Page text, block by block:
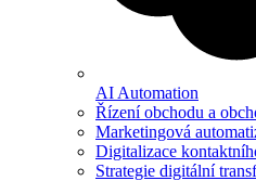
AI Automation
Řízení obchodu a
Marketingová
Digitalizace
Strategie digitální